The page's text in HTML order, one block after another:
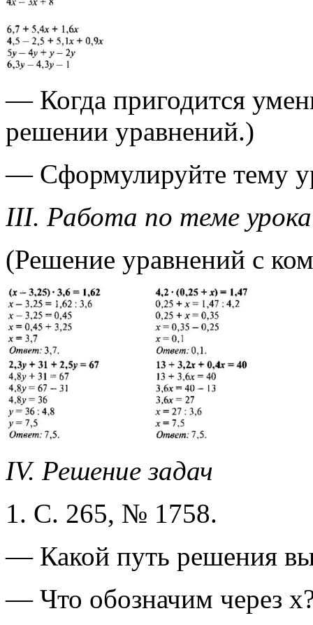
— Когда пригодится
решении уравнений.)
— Сформулируйте тему
III. Работа по теме урока
(Решение уравнений с
IV. Решение задач
1. С. 265, № 1758.
— Какой путь решения
— Что обозначим через